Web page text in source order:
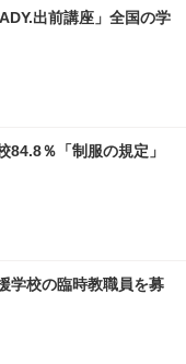
出前講座」全国の学
84.8％「制服の規定」
学校の臨時教職員を募